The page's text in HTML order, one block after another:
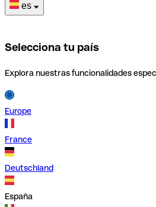
es
Selecciona tu país
Explora nuestras funcionalidades
Europe
France
Deutschland
España